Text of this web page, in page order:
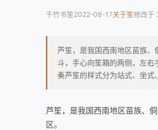
千竹书笙2022-08-17关于笙修改于
芦笙，是我国西南地区苗族
斗，手心向笙箱的两侧，左
奏芦笙的样式分为站式、坐
芦笙，是我国西南地区苗族、
区。